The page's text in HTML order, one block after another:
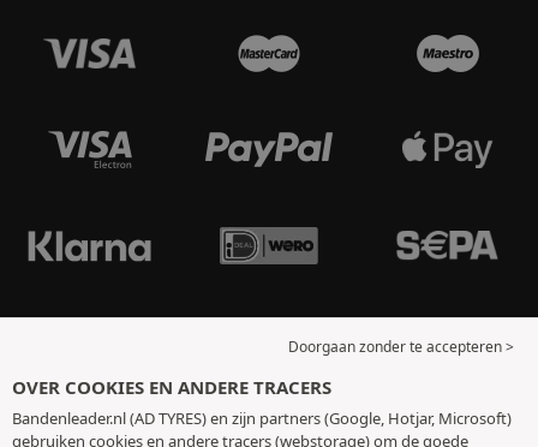
Doorgaan zonder te accepteren >
OVER COOKIES EN ANDERE TRACERS
Bandenleader.nl (AD TYRES) en zijn partners (Google, Hotjar, Microsoft)
gebruiken cookies en andere tracers (webstorage) om de goede